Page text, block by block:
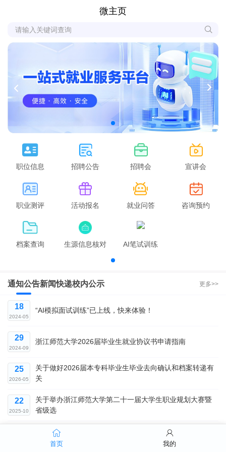
微主页
职位信息 招聘公告 招聘会 宣讲会
职业测评 活动报名 就业问答 咨询预约
档案查询 生源信息核对 AI笔试训练
通知公告新闻快递校内公示 更多>>
“AI模拟面试训练”已上线，快来体验！
18
2024-05
浙江师范大学2026届毕业生就业协议书申请指南
29
2024-09
关于做好2026届本专科毕业生毕业去向确认和档案转递有
关
25
2026-05
关于举办浙江师范大学第二十一届大学生职业规划大赛暨
省级选
22
2025-10
参会须知 | 9月29日浙江师范大学2026届毕业生金融
首页 我的